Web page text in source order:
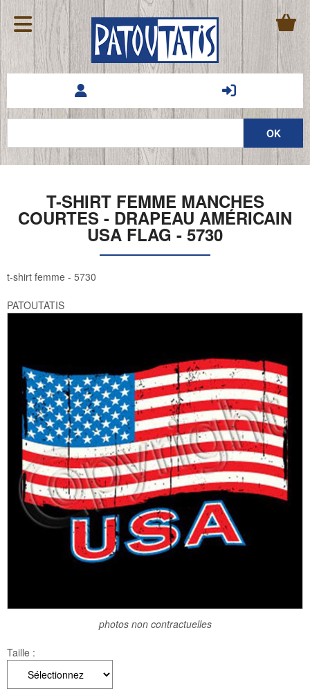
T-SHIRT FEMME MANCHES
COURTES - DRAPEAU AMÉRICAIN
USA FLAG - 5730
t-shirt femme - 5730
PATOUTATIS
photos non contractuelles
Taille :